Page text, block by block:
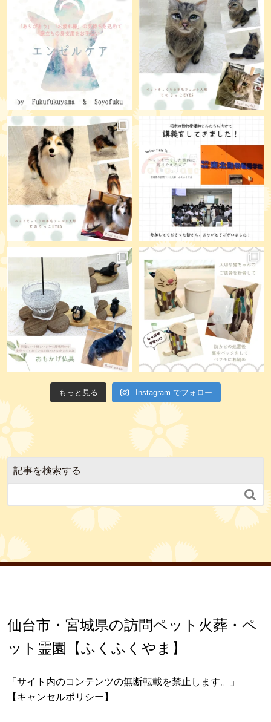
もっと見る Instagram でフォロー
記事を検索する

仙台市・宮城県の訪問ペット火葬・ペ
ット霊園【ふくふくやま】
「サイト内のコンテンツの無断転載を禁止します。」
【キャンセルポリシー】